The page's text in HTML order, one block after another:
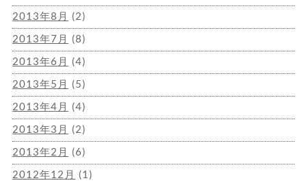
2013年8月 (2)
2013年7月 (8)
2013年6月 (4)
2013年5月 (5)
2013年4月 (4)
2013年3月 (2)
2013年2月 (6)
2012年12月 (1)